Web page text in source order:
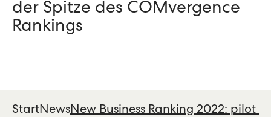
der Spitze des COMvergence
Rankings
StartNewsNew Business Ranking 2022: pilot